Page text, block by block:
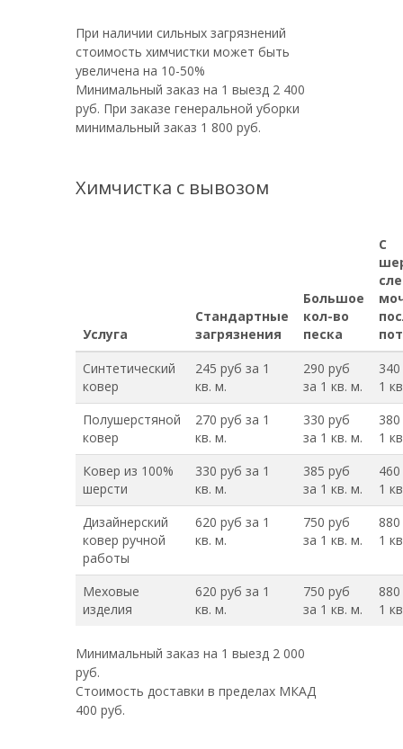
При наличии сильных загрязнений
стоимость химчистки может быть
увеличена на 10-50%
Минимальный заказ на 1 выезд 2 400
руб. При заказе генеральной уборки
минимальный заказ 1 800 руб.
Химчистка с вывозом
Услуга
Стандартные
загрязнения
Большое
кол-во
песка
С
Синтетический
ковер
245 руб за 1
кв. м.
290 руб
за 1 кв. м.
1
Полушерстяной
ковер
270 руб за 1
кв. м.
330 руб
за 1 кв. м.
1
Ковер из 100%
шерсти
330 руб за 1
кв. м.
385 руб
за 1 кв. м.
1
Дизайнерский
ковер ручной
работы
620 руб за 1
кв. м.
750 руб
за 1 кв. м.
1
Меховые
изделия
620 руб за 1
кв. м.
750 руб
за 1 кв. м.
1
Минимальный заказ на 1 выезд 2 000
руб.
Стоимость доставки в пределах МКАД
400 руб.